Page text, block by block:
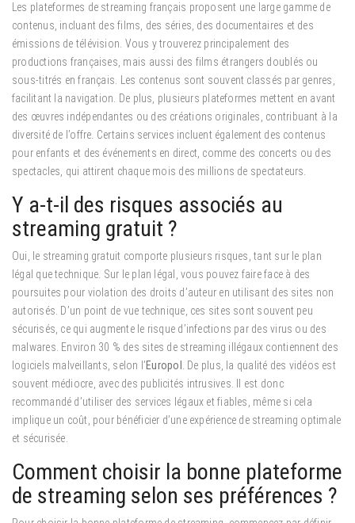
Les plateformes de streaming français proposent une large gamme de
contenus, incluant des films, des séries, des documentaires et des
émissions de télévision. Vous y trouverez principalement des
productions françaises, mais aussi des films étrangers doublés ou
sous-titrés en français. Les contenus sont souvent classés par genres,
facilitant la navigation. De plus, plusieurs plateformes mettent en avant
des œuvres indépendantes ou des créations originales, contribuant à la
diversité de l’offre. Certains services incluent également des contenus
pour enfants et des événements en direct, comme des concerts ou des
spectacles, qui attirent chaque mois des millions de spectateurs.
Y a-t-il des risques associés au
streaming gratuit ?
Oui, le streaming gratuit comporte plusieurs risques, tant sur le plan
légal que technique. Sur le plan légal, vous pouvez faire face à des
poursuites pour violation des droits d’auteur en utilisant des sites non
autorisés. D’un point de vue technique, ces sites sont souvent peu
sécurisés, ce qui augmente le risque d’infections par des virus ou des
malwares. Environ 30 % des sites de streaming illégaux contiennent des
logiciels malveillants, selon l’Europol
. De plus, la qualité des vidéos est
souvent médiocre, avec des publicités intrusives. Il est donc
recommandé d’utiliser des services légaux et fiables, même si cela
implique un coût, pour bénéficier d’une expérience de streaming optimale
et sécurisée.
Comment choisir la bonne plateforme
de streaming selon ses préférences ?